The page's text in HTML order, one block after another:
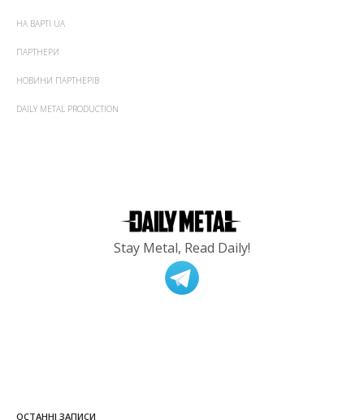
НА ВАРТІ UA
ПАРТНЕРИ
НОВИНИ ПАРТНЕРІВ
DAILY METAL PRODUCTION
Stay Metal, Read Daily!
ОСТАННІ ЗАПИСИ